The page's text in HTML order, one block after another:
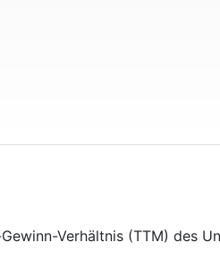
Verhältnis (TTM) des